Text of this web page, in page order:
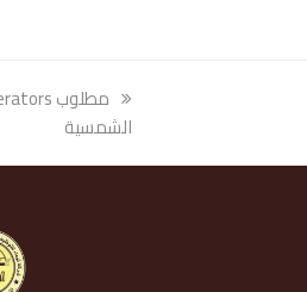
previous
post:
الشمسية